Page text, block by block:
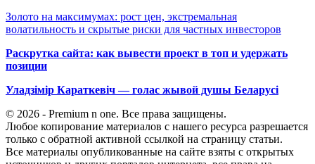
Золото на максимумах: рост цен, экстремальная
волатильность и скрытые риски для частных инвесторов
Раскрутка сайта: как вывести проект в топ и удержать
позиции
Уладзімір Караткевіч — голас жывой душы Беларусі
© 2026 - Premium n one. Все права защищены.
Любое копирование материалов с нашего ресурса разрешается
только с обратной активной ссылкой на страницу статьи.
Все материалы опубликованные на сайте взяты с открытых